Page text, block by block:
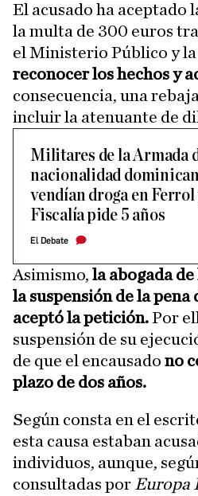
El acusado ha aceptado
la multa de 300 euros
el Ministerio Público y la
reconocer los hechos y
consecuencia, una
incluir la atenuante de
Militares de la Armada
nacionalidad
vendían droga en Ferrol
Fiscalía pide 5 años
El Debate
Asimismo, la abogada
la suspensión de la pena
aceptó la petición.Por
suspensión de su
de que el encausado no
plazo de dos años.
Según consta en el
esta causa estaban
individuos, aunque,
consultadas por Europa